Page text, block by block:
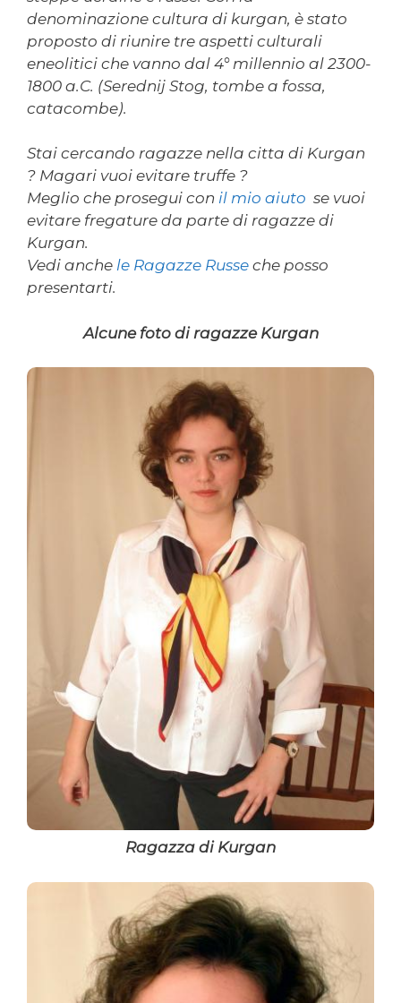
denominazione cultura di kurgan, è stato
proposto di riunire tre aspetti culturali
eneolitici che vanno dal 4° millennio al 2300-
1800 a.C. (Serednij Stog, tombe a fossa,
catacombe).
Stai cercando ragazze nella citta di Kurgan
? Magari vuoi evitare truffe ?
Meglio che prosegui con il mio aiuto se vuoi
evitare fregature da parte di ragazze di
Kurgan.
Vedi anche le Ragazze Russe che posso
presentarti.
Alcune foto di ragazze Kurgan
Ragazza di Kurgan